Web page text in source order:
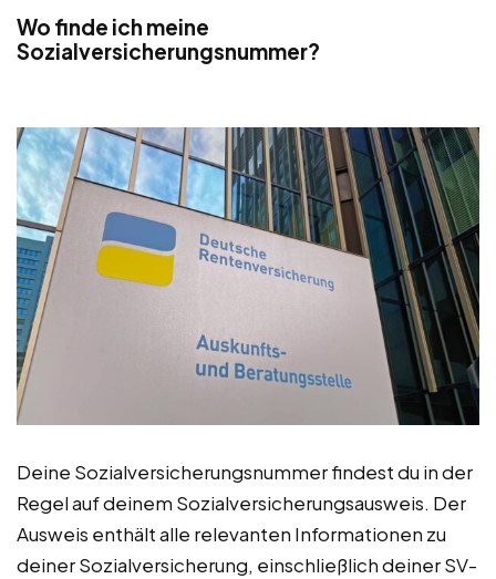
Wo finde ich meine
Sozialversicherungsnummer?
Deine Sozialversicherungsnummer findest du in der
Regel auf deinem Sozialversicherungsausweis. Der
Ausweis enthält alle relevanten Informationen zu
deiner Sozialversicherung, einschließlich deiner SV-